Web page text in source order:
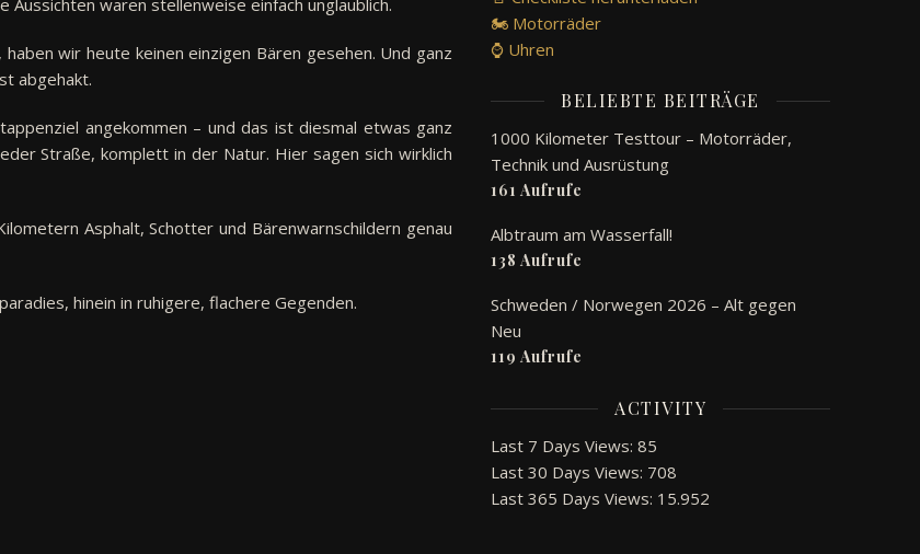
waren stellenweise einfach unglaublich.
wir heute keinen einzigen Bären gesehen. Und ganz
abgehakt.
angekommen – und das ist diesmal etwas ganz
Straße, komplett in der Natur. Hier sagen sich wirklich
Asphalt, Schotter und Bärenwarnschildern genau
hinein in ruhigere, flachere Gegenden.
🏍️ Motorräder
⌚ Uhren
BELIEBTE BEITRÄGE
1000 Kilometer Testtour – Motorräder,
Technik und Ausrüstung
161 Aufrufe
Albtraum am Wasserfall!
138 Aufrufe
Schweden / Norwegen 2026 – Alt gegen
Neu
119 Aufrufe
ACTIVITY
Last 7 Days Views: 85
Last 30 Days Views: 708
Last 365 Days Views: 15.952